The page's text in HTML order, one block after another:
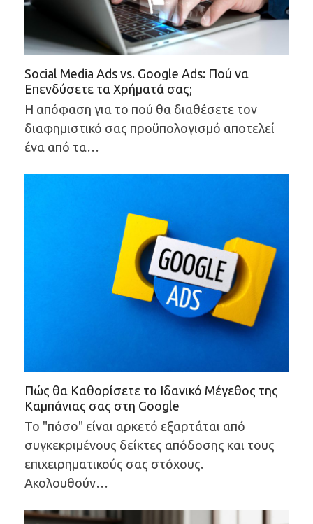
Social Media Ads vs. Google Ads: Πού να
Επενδύσετε τα Χρήματά σας;
Η απόφαση για το πού θα διαθέσετε τον
διαφημιστικό σας προϋπολογισμό αποτελεί
ένα από τα…
Πώς θα Καθορίσετε το Ιδανικό Μέγεθος της
Καμπάνιας σας στη Google
Το "πόσο" είναι αρκετό εξαρτάται από
συγκεκριμένους δείκτες απόδοσης και τους
επιχειρηματικούς σας στόχους.
Ακολουθούν…